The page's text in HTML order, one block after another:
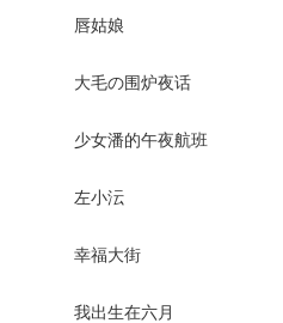
唇姑娘
大毛の围炉夜话
少女潘的午夜航班
左小沄
幸福大街
我出生在六月